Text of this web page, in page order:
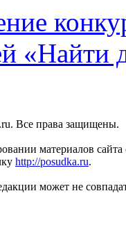
«Найти
Все права защищены.
материалов сайта
http://posudka.ru.
может не